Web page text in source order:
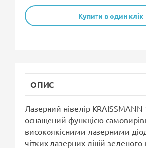
Купити в один клік
ОПИС
Лазерний нівелір KRAISSMANN
оснащений функцією
високоякісними лазерними
чітких лазерних ліній зеленого